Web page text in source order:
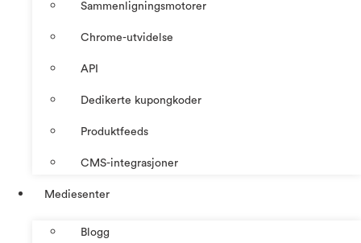
Sammenligningsmotorer
Chrome-utvidelse
API
Dedikerte kupongkoder
Produktfeeds
CMS-integrasjoner
Mediesenter
Blogg